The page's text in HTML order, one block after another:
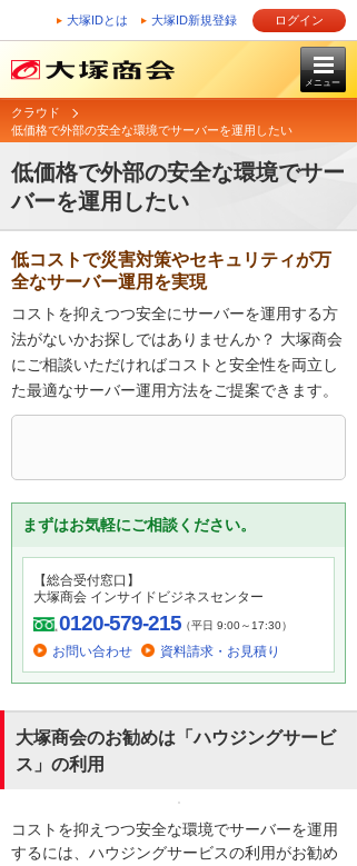
大塚IDとは 大塚ID新規登録 ログイン
メニュー
クラウド
低価格で外部の安全な環境でサーバーを運用したい
低価格で外部の安全な環境でサー
バーを運用したい
低コストで災害対策やセキュリティが万
全なサーバー運用を実現
コストを抑えつつ安全にサーバーを運用する方
法がないかお探しではありませんか？ 大塚商会
にご相談いただければコストと安全性を両立し
た最適なサーバー運用方法をご提案できます。
まずはお気軽にご相談ください。
【総合受付窓口】
大塚商会 インサイドビジネスセンター
0120-579-215（平日 9:00～17:30）
お問い合わせ 資料請求・お見積り
大塚商会のお勧めは「ハウジングサービ
ス」の利用
コストを抑えつつ安全な環境でサーバーを運用
するには、ハウジングサービスの利用がお勧め